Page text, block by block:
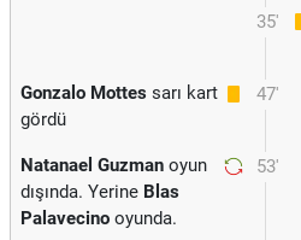
35'
47'
Gonzalo Mottes sarı kart
gördü
53'
Natanael Guzman oyun
dışında. Yerine Blas
Palavecino oyunda.